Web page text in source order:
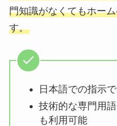
門知識がなくてもホー
す。
日本語での指示
技術的な専門用
も利用可能